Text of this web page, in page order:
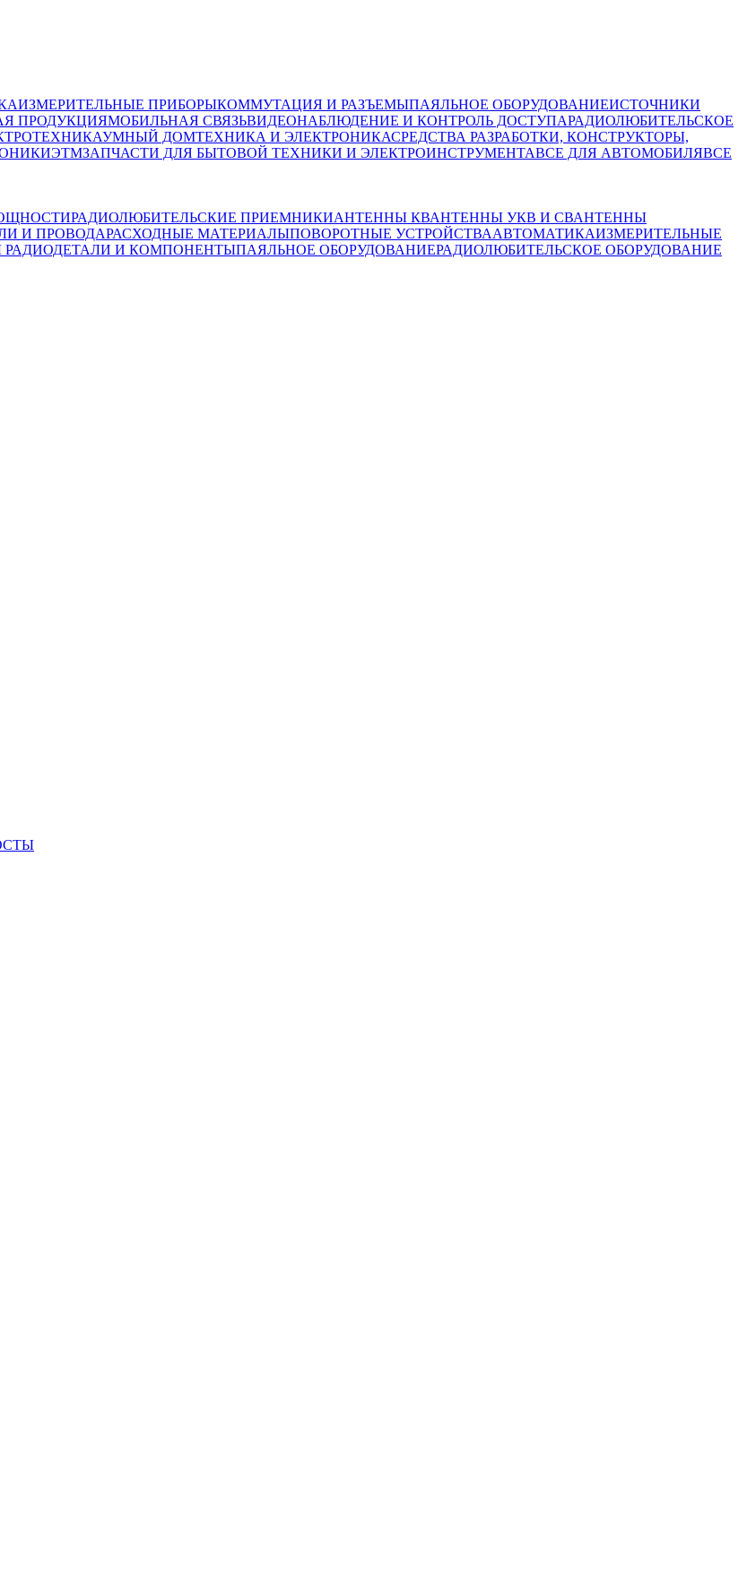
ИЗМЕРИТЕЛЬНЫЕ ПРИБОРЫКОММУТАЦИЯ И РАЗЪЕМЫПАЯЛЬНОЕ ОБОРУДОВАНИЕИСТОЧНИКИ
ПРОДУКЦИЯМОБИЛЬНАЯ СВЯЗЬВИДЕОНАБЛЮДЕНИЕ И КОНТРОЛЬ ДОСТУПАРАДИОЛЮБИТЕЛЬСКОЕ
УМНЫЙ ДОМТЕХНИКА И ЭЛЕКТРОНИКАСРЕДСТВА РАЗРАБОТКИ, КОНСТРУКТОРЫ,
ЭТМЗАПЧАСТИ ДЛЯ БЫТОВОЙ ТЕХНИКИ И ЭЛЕКТРОИНСТРУМЕНТАВСЕ ДЛЯ АВТОМОБИЛЯВСЕ
РАДИОЛЮБИТЕЛЬСКИЕ ПРИЕМНИКИАНТЕННЫ КВАНТЕННЫ УКВ И СВАНТЕННЫ
И ПРОВОДАРАСХОДНЫЕ МАТЕРИАЛЫПОВОРОТНЫЕ УСТРОЙСТВААВТОМАТИКАИЗМЕРИТЕЛЬНЫЕ
РАДИОДЕТАЛИ И КОМПОНЕНТЫПАЯЛЬНОЕ ОБОРУДОВАНИЕРАДИОЛЮБИТЕЛЬСКОЕ ОБОРУДОВАНИЕ